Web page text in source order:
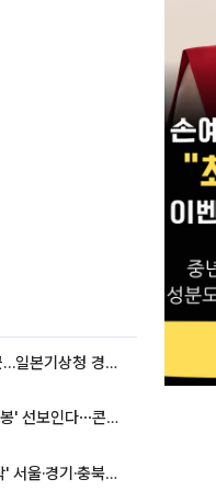
태풍 '돌핀' 오키나와 접근…일본기상청 경로 업데이트
빅뱅, 20주년 기념 '새 뱅봉' 선보인다⋯콘서트 앞두고 팝업 개최
북 선관위 등 추가 압수수색